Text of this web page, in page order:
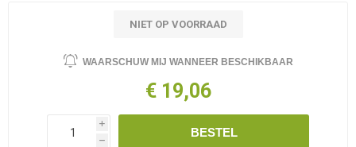
NIET OP VOORRAAD
WAARSCHUW MIJ WANNEER BESCHIKBAAR
€ 19,06
i
h
BESTEL